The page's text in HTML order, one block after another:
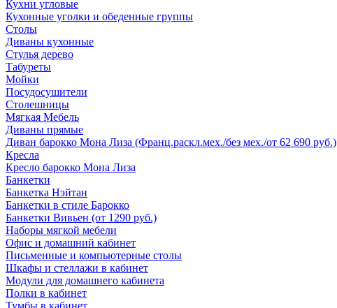
Кухни угловые
Кухонные уголки и обеденные группы
Столы
Диваны кухонные
Стулья дерево
Табуреты
Мойки
Посудосушители
Столешницы
Мягкая Мебель
Диваны прямые
Диван барокко Мона Лиза (Франц.раскл.мех./без мех./от 62 690 руб.)
Кресла
Кресло барокко Мона Лиза
Банкетки
Банкетка Нэйтан
Банкетки в стиле Барокко
Банкетки Вивьен (от 1290 руб.)
Наборы мягкой мебели
Офис и домашний кабинет
Письменные и компьютерные столы
Шкафы и стеллажи в кабинет
Модули для домашнего кабинета
Полки в кабинет
Тумбы в кабинет